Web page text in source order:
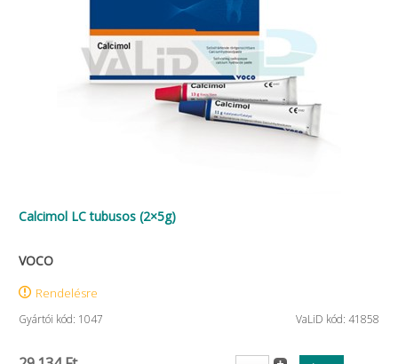
Calcimol LC tubusos (2×5g)
VOCO
Rendelésre
Gyártói kód: 1047 VaLiD kód: 41858